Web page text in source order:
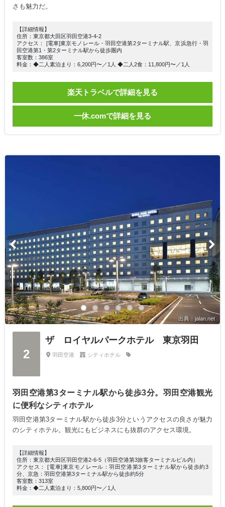
さも魅力だ。
【詳細情報】
住所：東京都大田区羽田空港3-4-2
アクセス： [電車]東京モノレール・羽田空港第2ターミナル駅、京浜急行・羽
田空港第1・第2ターミナル駅から徒歩圏内
客室数：386室
料金：◆二人素泊まり：6,200円〜／1人 ◆二人2食：11,800円〜／1人
楽天トラベルで詳細を見る
一休.comで詳細を見る
出典：jalan.net
2
ザ ロイヤルパークホテル 東京羽田
羽田空港 シティホテル
羽田空港第3ターミナル駅から徒歩3分。羽田空港観光
に便利なシティホテル
羽田空港第3ターミナル駅から徒歩3分というアクセスの良さが魅力
のシティホテル。観光にもビジネスにも抜群のアクセス環境。
【詳細情報】
住所：東京都大田区羽田空港2-6-5（羽田空港第3旅客ターミナルビル内）
アクセス： [電車]東京モノレール：羽田空港第3ターミナル駅から徒歩約3
分、京急：羽田空港第3ターミナル駅から徒歩約5分
客室数：313室
料金：◆二人素泊まり：5,800円〜／1人